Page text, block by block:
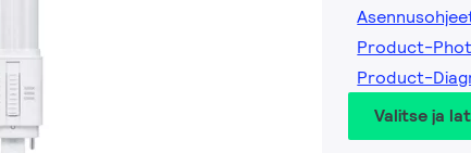
Product-
Product-
Valitse ja